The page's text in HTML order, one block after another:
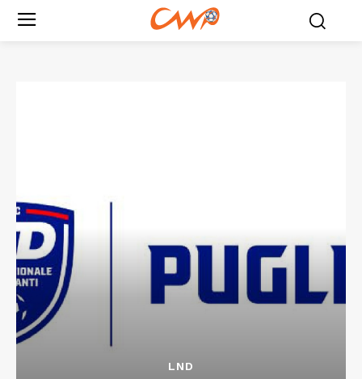
LND